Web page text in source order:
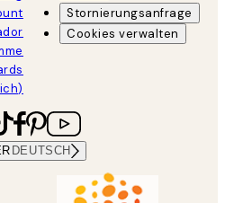
Stornierungsanfrage
Cookies verwalten
DEUTSCH